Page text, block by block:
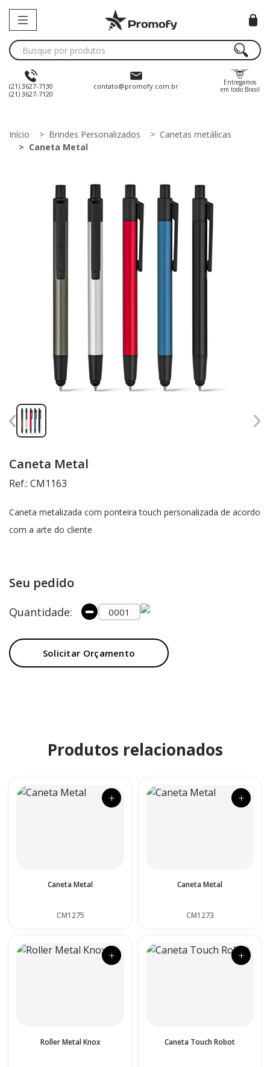
(21) 3627-7130
(21) 3627-7120
contato@promofy.com.br
Entregamos
em todo Brasil
Início Brindes Personalizados
Canetas metálicas
Caneta Metal
Caneta Metal
Ref.: CM1163
Caneta metalizada com ponteira touch personalizada de acordo
com a arte do cliente
Seu pedido
Quantidade:
Solicitar Orçamento
Produtos relacionados
+
Caneta Metal
CM1275
+
Caneta Metal
CM1273
+
Roller Metal Knox
+
Caneta Touch Robot